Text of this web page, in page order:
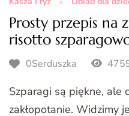
Prosty przepis na
risotto
0Serduszka
Szparagi są piękne, ale
zakłopotanie. Widzimy